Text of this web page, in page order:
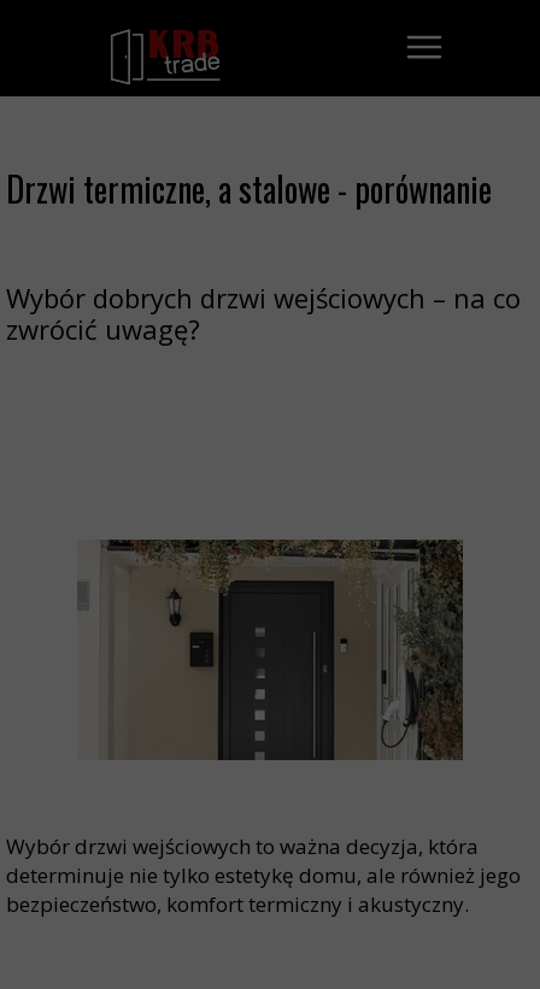
Wybór drzwi wejściowych to ważna decyzja, która
determinuje nie tylko estetykę domu, ale również jego
bezpieczeństwo, komfort termiczny i akustyczny.
Wybór dobrych drzwi wejściowych – na co
zwrócić uwagę?
Drzwi termiczne, a stalowe - porównanie